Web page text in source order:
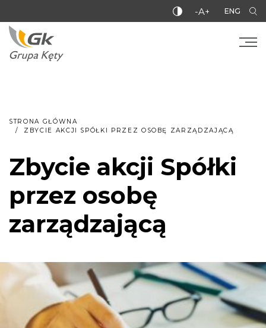
-A+ ENG
STRONA GŁÓWNA
ZBYCIE AKCJI SPÓŁKI PRZEZ OSOBĘ ZARZĄDZAJĄCĄ
Zbycie akcji Spółki
przez osobę
zarządzającą